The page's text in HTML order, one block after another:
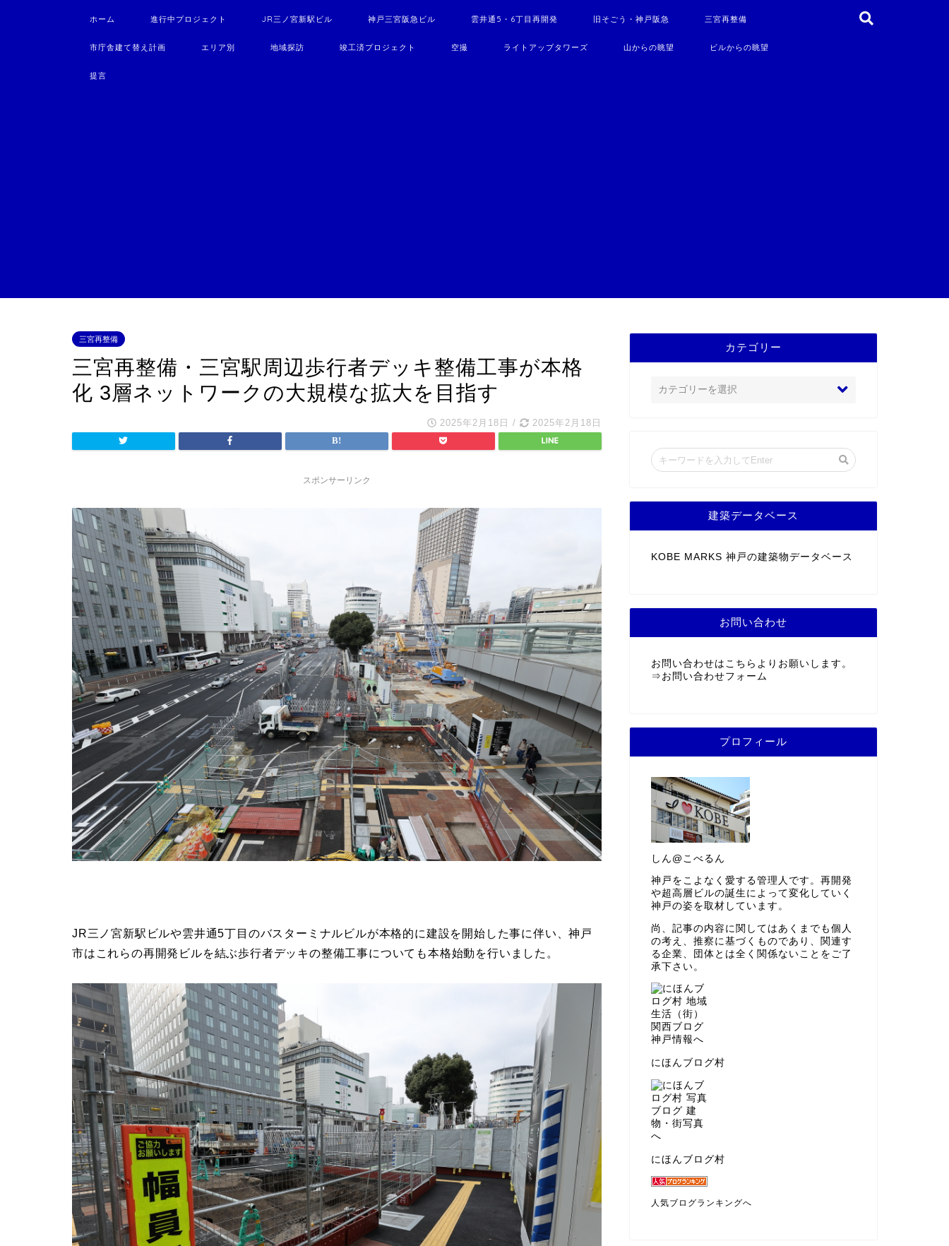
ホーム 進行中プロジェクト JR三ノ宮新駅ビル 神戸三宮阪急ビル 雲井通5・6丁目再開発 旧そごう・神戸阪急 三宮再整備
市庁舎建て替え計画 エリア別 地域探訪 竣工済プロジェクト 空撮 ライトアップタワーズ 山からの眺望 ビルからの眺望
提言
三宮再整備
三宮再整備・三宮駅周辺歩行者デッキ整備工事が本格
化 3層ネットワークの大規模な拡大を目指す
2025年2月18日 / 2025年2月18日
スポンサーリンク
JR三ノ宮新駅ビルや雲井通5丁目のバスターミナルビルが本格的に建設を開始した事に伴い、神戸
市はこれらの再開発ビルを結ぶ歩行者デッキの整備工事についても本格始動を行いました。
カテゴリー
建築データベース
KOBE MARKS 神戸の建築物データベース
お問い合わせ
お問い合わせはこちらよりお願いします。
⇒ お問い合わせフォーム
プロフィール
しん@こべるん
神戸をこよなく愛する管理人です。再開発
や超高層ビルの誕生によって変化していく
神戸の姿を取材しています。
尚、記事の内容に関してはあくまでも個人
の考え、推察に基づくものであり、関連す
る企業、団体とは全く関係ないことをご了
承下さい。
にほんブログ村
にほんブログ村
人気ブログランキングへ